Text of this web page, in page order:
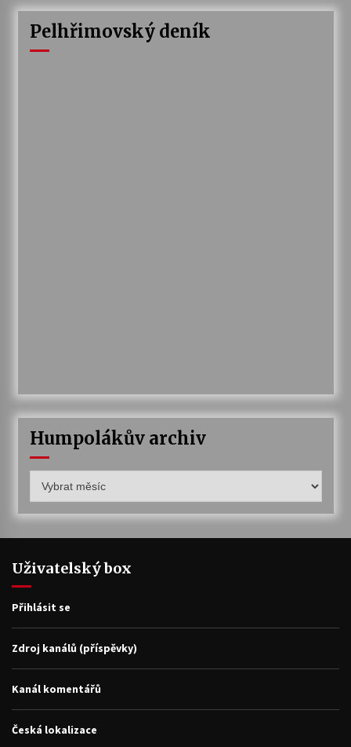
Pelhřimovský deník
Humpolákův archiv
archiv
Uživatelský box
Přihlásit se
Zdroj kanálů (příspěvky)
Kanál komentářů
Česká lokalizace